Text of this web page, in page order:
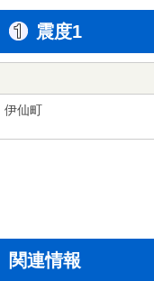
震度1
伊仙町
関連情報